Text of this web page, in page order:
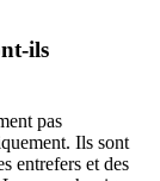
ils
pas
Ils sont
entrefers et des